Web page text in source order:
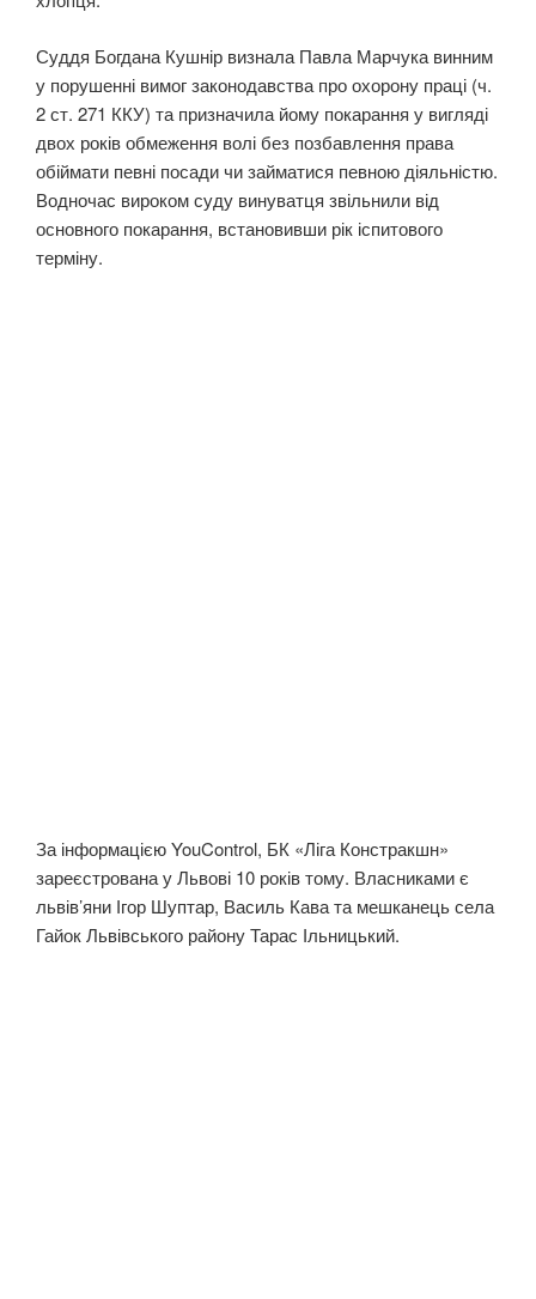
Суддя Богдана Кушнір визнала Павла Марчука винним
у порушенні вимог законодавства про охорону праці (ч.
2 ст. 271 ККУ) та призначила йому покарання у вигляді
двох років обмеження волі без позбавлення права
обіймати певні посади чи займатися певною діяльністю.
Водночас вироком суду винуватця звільнили від
основного покарання, встановивши рік іспитового
терміну.
За інформацією YouControl, БК «Ліга Констракшн»
зареєстрована у Львові 10 років тому. Власниками є
львів’яни Ігор Шуптар, Василь Кава та мешканець села
Гайок Львівського району Тарас Ільницький.